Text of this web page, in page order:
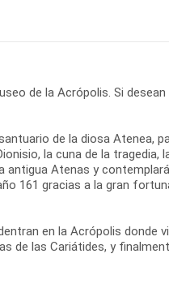
de la Acrópolis. Si
de la diosa Atenea,
la cuna de la tragedia,
Atenas y
161 gracias a la gran
en la Acrópolis donde
de las Cariátides, y